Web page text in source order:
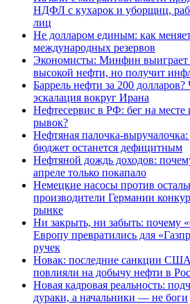
НДФЛ с кухарок и уборщиц,
лиц
Не долларом единым: как
международных резервов
Экономисты: Минфин выиграет
высокой нефти, но получит
Баррель нефти за 200
эскалация вокруг Ирана
Нефтесервис в РФ: бег на месте
рывок?
Нефтяная палочка-
бюджет останется дефицитным
Нефтяной дождь доходов:
апреле только покапало
Немецкие насосы против
производители Германии
рынке
Ни закрыть, ни забыть: почему
Европу превратились для
ручек
Новак: последние санкции США
повлияли на добычу нефти в
Новая кадровая реальность:
дураки, а начальники — не боги